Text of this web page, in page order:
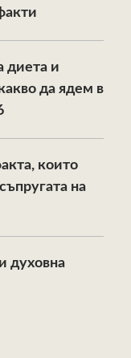
диета и
да ядем в
които
на
духовна